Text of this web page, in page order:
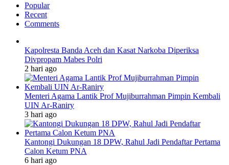
Popular
Recent
Comments
Kapolresta Banda Aceh dan Kasat Narkoba Diperiksa
Divpropam Mabes Polri
2 hari ago
Menteri Agama Lantik Prof Mujiburrahman Pimpin Kembali
UIN Ar-Raniry
3 hari ago
Kantongi Dukungan 18 DPW, Rahul Jadi Pendaftar Pertama
Calon Ketum PNA
6 hari ago